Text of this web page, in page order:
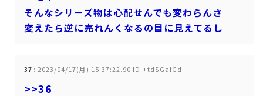
そんなシリーズ物は心配せんでも変わらんさ
変えたら逆に売れんくなるの目に見えてるし
37 : 2023/04/17(月) 15:37:22.90 ID:+tdSGafGd
>>36